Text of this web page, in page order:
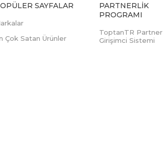
SAYFALAR
Çok Satan Ürünler
PARTNERLIK
PROGRAMI
ToptanTR Partner
Girişimci Sistemi